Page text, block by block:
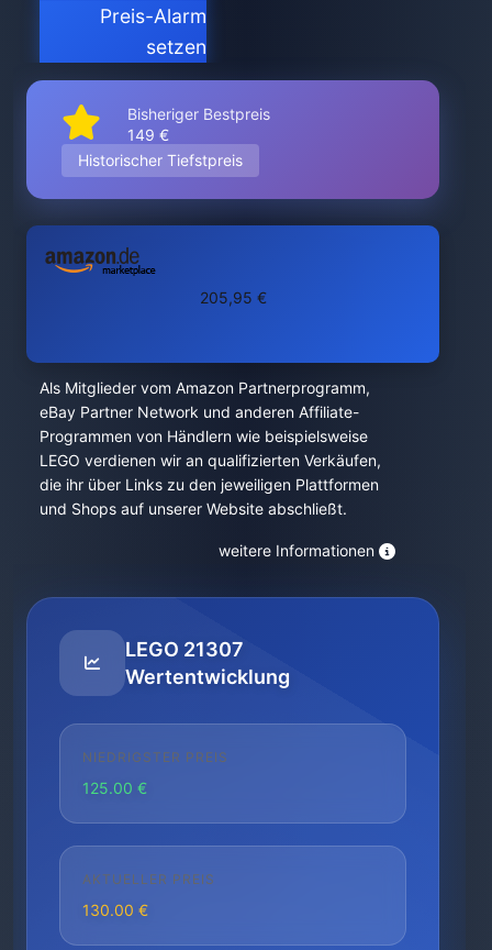
Preis-Alarm
setzen
Bisheriger Bestpreis
149 €
Historischer Tiefstpreis
205,95 €
Als Mitglieder vom Amazon Partnerprogramm,
eBay Partner Network und anderen Affiliate-
Programmen von Händlern wie beispielsweise
LEGO verdienen wir an qualifizierten Verkäufen,
die ihr über Links zu den jeweiligen Plattformen
und Shops auf unserer Website abschließt.
weitere Informationen
LEGO 21307
Wertentwicklung
NIEDRIGSTER PREIS
125.00 €
AKTUELLER PREIS
130.00 €